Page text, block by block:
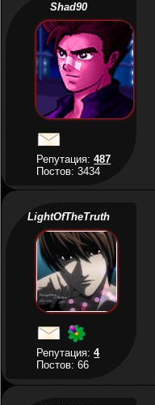
Shad90
Репутация:487
Постов: 3434
LightOfTheTruth
Репутация:4
Постов: 66